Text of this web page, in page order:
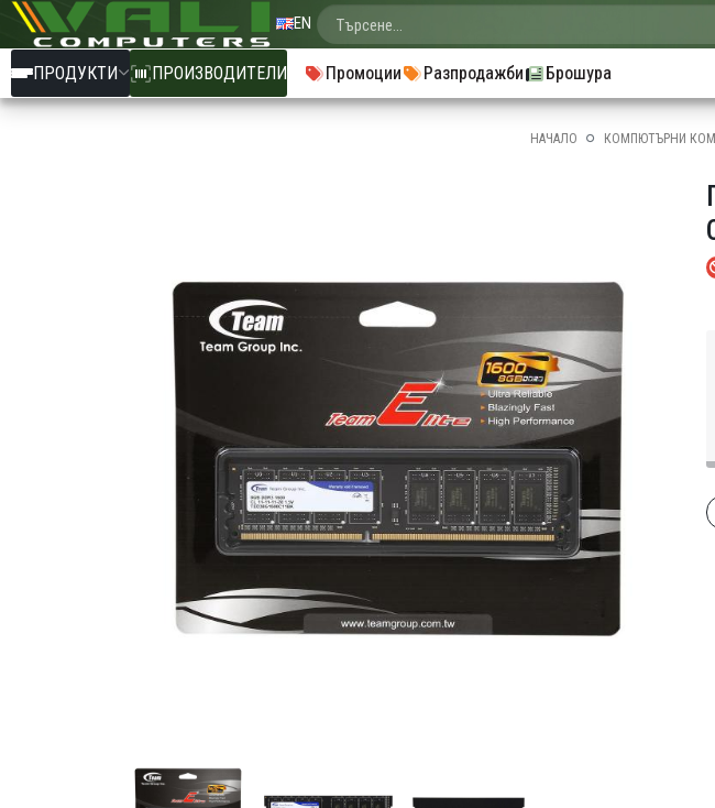
EN
ПРОДУКТИ ПРОИЗВОДИТЕЛИ Промоции Разпродажби Брошура
НАЧАЛО КОМПЮТЪРНИ